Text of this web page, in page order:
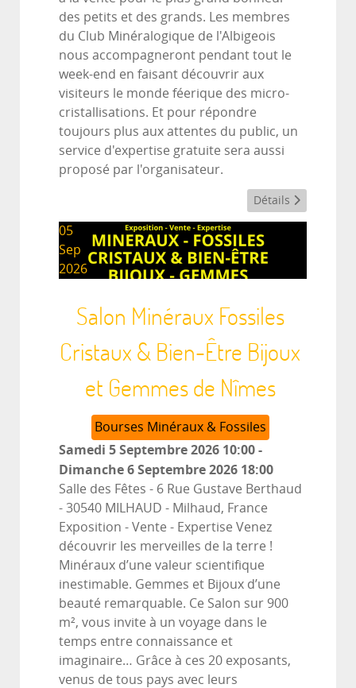
des petits et des grands. Les membres
du Club Minéralogique de l'Albigeois
nous accompagneront pendant tout le
week-end en faisant découvrir aux
visiteurs le monde féerique des micro-
cristallisations. Et pour répondre
toujours plus aux attentes du public, un
service d'expertise gratuite sera aussi
proposé par l'organisateur.
Détails
05
Sep
2026
Salon Minéraux Fossiles
Cristaux & Bien-Être Bijoux
et Gemmes de Nîmes
Bourses Minéraux & Fossiles
Samedi 5 Septembre 2026 10:00-
Dimanche 6 Septembre 2026 18:00
Salle des Fêtes - 6 Rue Gustave Berthaud
- 30540 MILHAUD - Milhaud, France
Exposition - Vente - Expertise Venez
découvrir les merveilles de la terre !
Minéraux d’une valeur scientifique
inestimable. Gemmes et Bijoux d’une
beauté remarquable. Ce Salon sur 900
m², vous invite à un voyage dans le
temps entre connaissance et
imaginaire… Grâce à ces 20 exposants,
venus de tous pays avec leurs